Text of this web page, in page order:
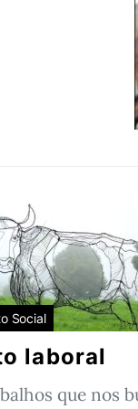
Social
laboral
que nos